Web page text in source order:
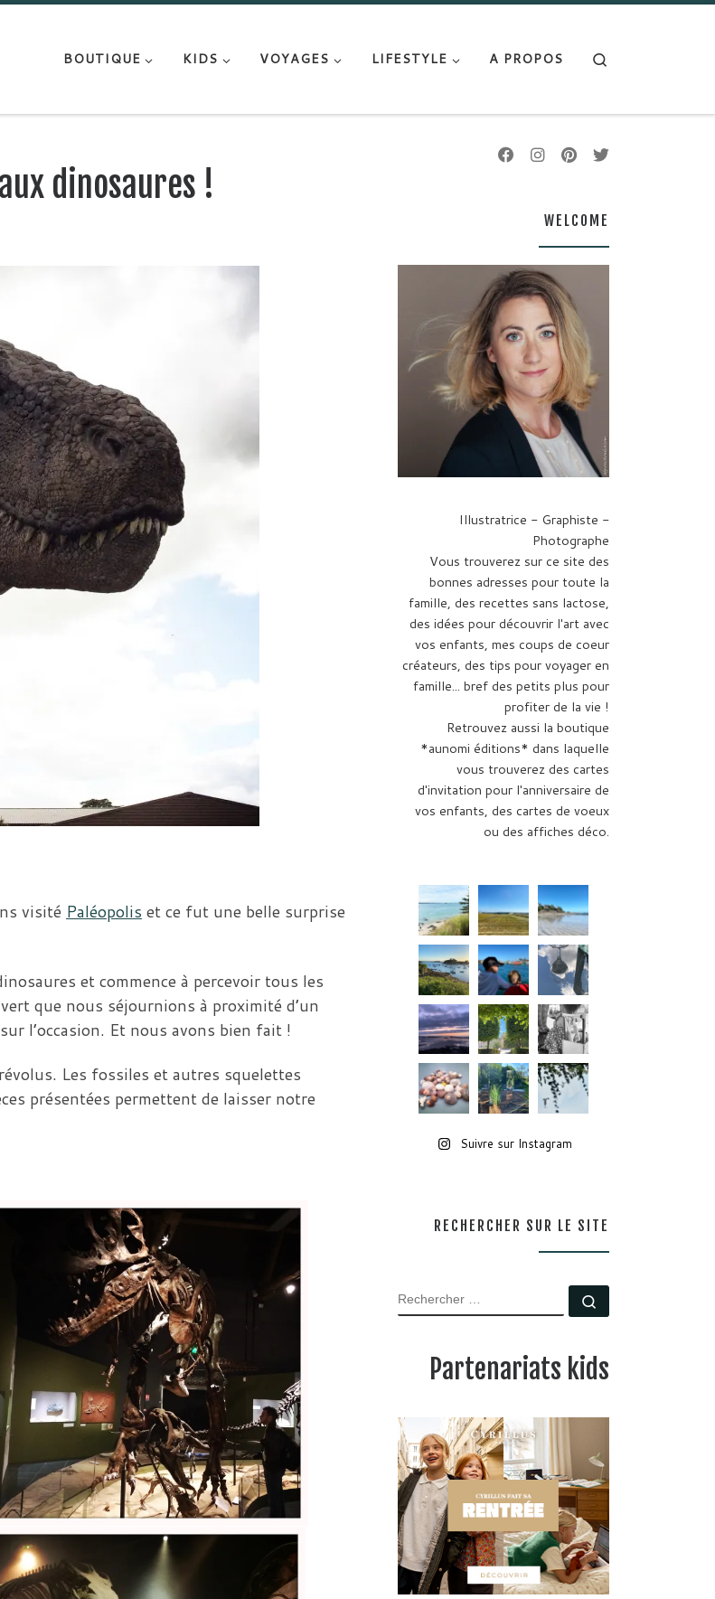
BOUTIQUE
KIDS VOYAGES LIFESTYLE A PROPOS
dinosaures !
visité Paléopolis et ce fut une belle surprise
et commence à percevoir tous les
que nous séjournions à proximité d’un
l’occasion. Et nous avons bien fait !
Les fossiles et autres squelettes
présentées permettent de laisser notre
WELCOME
Illustratrice - Graphiste -
Photographe
Vous trouverez sur ce site des
bonnes adresses pour toute la
famille, des recettes sans lactose,
des idées pour découvrir l'art avec
vos enfants, mes coups de coeur
créateurs, des tips pour voyager en
famille... bref des petits plus pour
profiter de la vie !
Retrouvez aussi la boutique
*aunomi éditions* dans laquelle
vous trouverez des cartes
d'invitation pour l'anniversaire de
vos enfants, des cartes de voeux
ou des affiches déco.
Suivre sur Instagram
RECHERCHER SUR LE SITE
RECHERCHER
Partenariats kids